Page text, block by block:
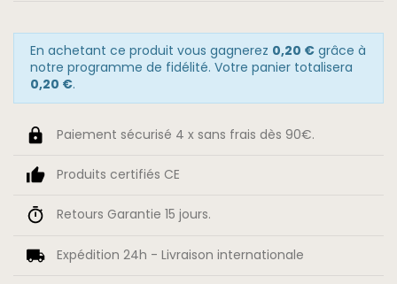
En achetant ce produit vous gagnerez 0,20 €grâce à
notre programme de fidélité. Votre panier totalisera
0,20 €.
Paiement sécurisé 4 x sans frais dès 90€.
Produits certifiés CE
Retours Garantie 15 jours.
Expédition 24h - Livraison internationale